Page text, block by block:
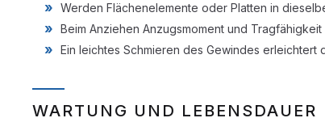
Werden Flächenelemente oder Platten in
Beim Anziehen Anzugsmoment und
Ein leichtes Schmieren des Gewindes
WARTUNG UND LEBENSDAUER